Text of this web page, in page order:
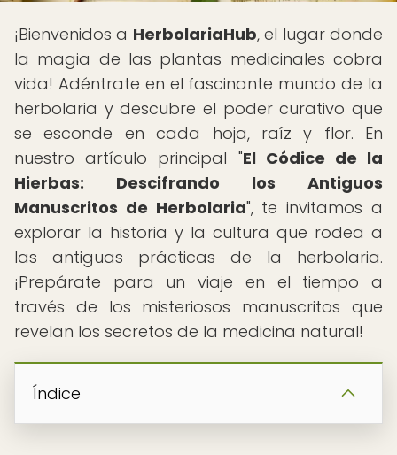
¡Bienvenidos a HerbolariaHub, el lugar donde
la magia de las plantas medicinales cobra
vida! Adéntrate en el fascinante mundo de la
herbolaria y descubre el poder curativo que
se esconde en cada hoja, raíz y flor. En
nuestro artículo principal "El Códice de la
Hierbas: Descifrando los Antiguos
Manuscritos de Herbolaria", te invitamos a
explorar la historia y la cultura que rodea a
las antiguas prácticas de la herbolaria.
¡Prepárate para un viaje en el tiempo a
través de los misteriosos manuscritos que
revelan los secretos de la medicina natural!
Índice